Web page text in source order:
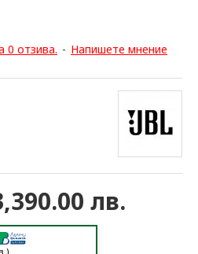
0 отзива. - Напишете мнение
лв.